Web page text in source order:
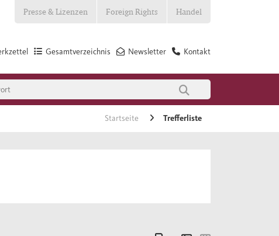
Presse & Lizenzen Foreign Rights Handel
Kontakt
Newsletter
Gesamtverzeichnis
Startseite Trefferliste